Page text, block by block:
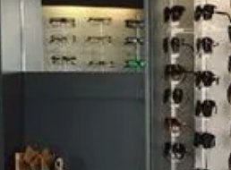
9h -18h30
SAMEDI
9h – 12h / 14h30 – 18h30